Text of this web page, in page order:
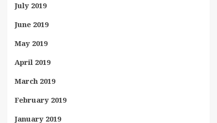
July 2019
June 2019
May 2019
April 2019
March 2019
February 2019
January 2019